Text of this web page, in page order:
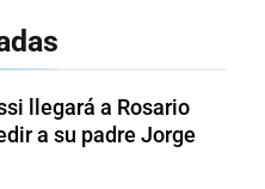
llegará a Rosario
a su padre Jorge